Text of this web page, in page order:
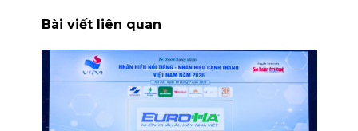
Bài viết liên quan